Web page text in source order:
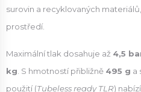
surovin a recyklovaných
prostředí.
Maximální tlak dosahuje až 4,5
kg . S hmotností přibližně 495 g a
použití (Tubeless ready TLR)